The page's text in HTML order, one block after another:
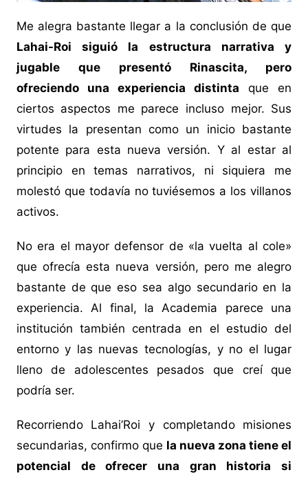
Me alegra bastante llegar a la conclusión de que
Lahai-Roi siguió la estructura narrativa y
jugable que presentó Rinascita, pero
ofreciendo una experiencia distinta que en
ciertos aspectos me parece incluso mejor. Sus
virtudes la presentan como un inicio bastante
potente para esta nueva versión. Y al estar al
principio en temas narrativos, ni siquiera me
molestó que todavía no tuviésemos a los villanos
activos.
No era el mayor defensor de «la vuelta al cole»
que ofrecía esta nueva versión, pero me alegro
bastante de que eso sea algo secundario en la
experiencia. Al final, la Academia parece una
institución también centrada en el estudio del
entorno y las nuevas tecnologías, y no el lugar
lleno de adolescentes pesados que creí que
podría ser.
Recorriendo Lahai’Roi y completando misiones
secundarias, confirmo que la nueva zona tiene el
potencial de ofrecer una gran historia si